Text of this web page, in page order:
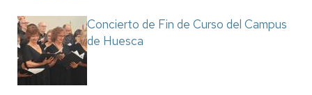
Concierto de Fin de Curso del Campus
de Huesca